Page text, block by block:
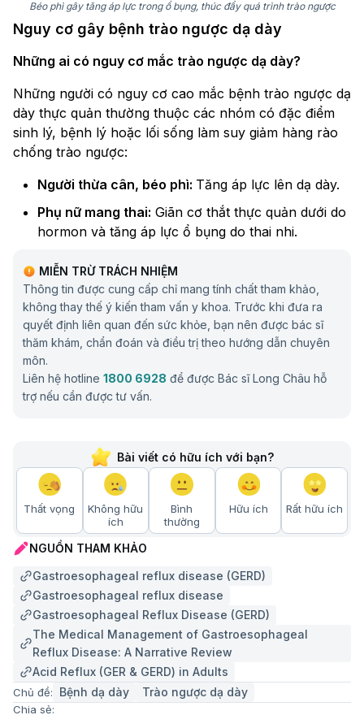
Béo phì gây tăng áp lực trong ổ bụng, thúc đẩy quá trình trào ngược
Nguy cơ gây bệnh trào ngược dạ dày
Những ai có nguy cơ mắc trào ngược dạ dày?
Những người có nguy cơ cao mắc bệnh trào ngược dạ
dày thực quản thường thuộc các nhóm có đặc điểm
sinh lý, bệnh lý hoặc lối sống làm suy giảm hàng rào
chống trào ngược:
Người thừa cân, béo phì: Tăng áp lực lên dạ dày.
Phụ nữ mang thai: Giãn cơ thắt thực quản dưới do
hormon và tăng áp lực ổ bụng do thai nhi.
Người trung niên và người cao tuổi:
thắt thực quản dưới và nhu động thực quản suy
giảm theo độ tuổi.
Người mắc bệnh lý tiêu hóa hoặc giải phẫu liên
quan:Thoát vị hoành, chậm làm rỗng dạ dày, rối
loạn nhu động thực quản.
Yếu tố làm tăng nguy cơ mắc trào ngược dạ dày
dày thường liên quan đến lối sống không lành mạnh
của bệnh nhân, gồm:
Ăn quá no, ăn khuya, nằm hoặc cúi người ngay
Thường xuyên sử dụng rượu bia, cà phê, nước có
gas, thức ăn nhiều dầu mỡ, cay nóng, chocolate.
Hút thuốc lálàm giảm trương lực cơ thắt thực quản
dưới.
Ít vận động, ngủ không đủ giấc, stress kéo dài.
Sử dụng kéo dài một số thuốc như NSAIDs, thuốc
giãn cơ, thuốc an thần, thuốc chống trầm cảm.
Phương pháp chẩn đoán và điều trị bệnh trào
MIỄN TRỪ TRÁCH NHIỆM
Thông tin được cung cấp chỉ mang tính chất tham khảo,
không thay thế ý kiến tham vấn y khoa. Trước khi đưa ra
quyết định liên quan đến sức khỏe, bạn nên được bác sĩ
thăm khám, chẩn đoán và điều trị theo hướng dẫn chuyên
môn.
Liên hệ hotline 1800 6928 để được Bác sĩ Long Châu hỗ
trợ nếu cần được tư vấn.
Bài viết có hữu ích với bạn?
Thất vọng
Không hữu
ích
Bình
thường
Hữu ích Rất hữu ích
NGUỒN THAM KHẢO
Gastroesophageal reflux disease (GERD)
Gastroesophageal reflux disease
Gastroesophageal Reflux Disease (GERD)
The Medical Management of Gastroesophageal
Reflux Disease: A Narrative Review
Acid Reflux (GER & GERD) in Adults
Chủ đề: Bệnh dạ dày Trào ngược dạ dày
Chia sẻ: